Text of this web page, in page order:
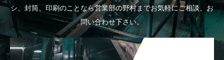
シ、封筒、印刷のことなら営業部の野村までお気軽にご相談、お
問い合わせ下さい。